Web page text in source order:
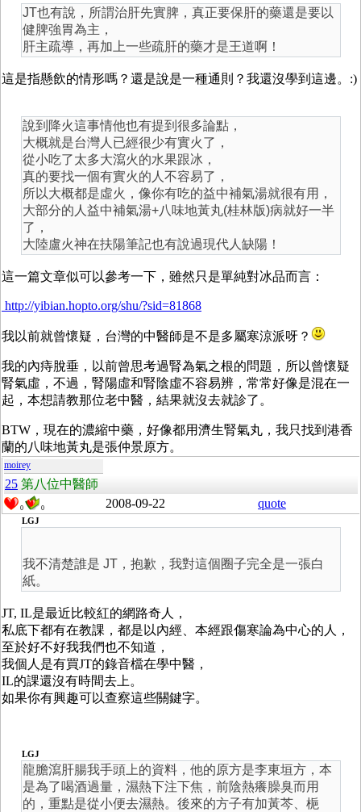
JT也有說，所謂治肝先實脾，真正要保肝的藥還是要以
健脾強胃為主，
肝主疏導，再加上一些疏肝的藥才是王道啊！
這是指懸飲的情形嗎？還是說是一種通則？我還沒學到這邊。:)
說到降火這事情他也有提到很多論點，
大概就是台灣人已經很少有實火了，
從小吃了太多大瀉火的水果跟冰，
真的要找一個有實火的人不容易了，
所以大概都是虛火，像你有吃的益中補氣湯就很有用，
大部分的人益中補氣湯+八味地黃丸(桂林版)病就好一半
了，
大陸盧火神在扶陽筆記也有說過現代人缺陽！
這一篇文章似可以參考一下，雖然只是單純對冰品而言：
http://yibian.hopto.org/shu/?sid=81868
我以前就曾懷疑，台灣的中醫師是不是多屬寒涼派呀？
我的內痔脫垂，以前曾思考過腎為氣之根的問題，所以曾懷疑
腎氣虛，不過，腎陽虛和腎陰虛不容易辨，常常好像是混在一
起，本想請教那位老中醫，結果就沒去就診了。
BTW，現在的濃縮中藥，好像都用濟生腎氣丸，我只找到港香
蘭的八味地黃丸是張仲景原方。
moirey
25 第八位中醫師
0 0 2008-09-22 quote
LGJ
我不清楚誰是 JT，抱歉，我對這個圈子完全是一張白
紙。
JT, IL是最近比較紅的網路奇人，
私底下都有在教課，都是以內經、本經跟傷寒論為中心的人，
至於好不好我我們也不知道，
我個人是有買JT的錄音檔在學中醫，
IL的課還沒有時間去上。
如果你有興趣可以查察這些關鍵字。
LGJ
龍膽瀉肝腸我手頭上的資料，他的原方是李東垣方，本
是為了喝酒過量，濕熱下注下焦，前陰熱癢臊臭而用
的，重點是從小便去濕熱。後來的方子有加黃芩、梔